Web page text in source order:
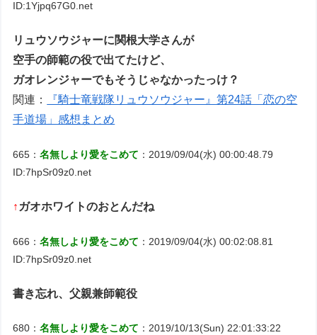
ID:1Yjpq67G0.net
リュウソウジャーに関根大学さんが
空手の師範の役で出てたけど、
ガオレンジャーでもそうじゃなかったっけ？
関連：
『騎士竜戦隊リュウソウジャー』第24話「恋の空
手道場」感想まとめ
665：名無しより愛をこめて ：2019/09/04(水) 00:00:48.79
ID:7hpSr09z0.net
↑ ガオホワイトのおとんだね
666：名無しより愛をこめて ：2019/09/04(水) 00:02:08.81
ID:7hpSr09z0.net
書き忘れ、父親兼師範役
680：名無しより愛をこめて ：2019/10/13(Sun) 22:01:33:22